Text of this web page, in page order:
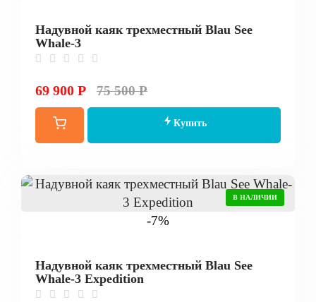
Надувной каяк трехместный Blau See
Whale-3
69 900 Р 75 500 Р
Купить
-7%
В НАЛИЧИИ
Надувной каяк трехместный Blau See
Whale-3 Expedition